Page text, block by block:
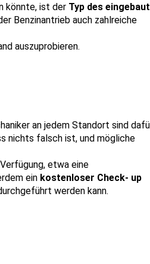
könnte, ist der Typ des
Benzinantrieb auch zahlreiche
auszuprobieren.
an jedem Standort sind
nichts falsch ist, und mögliche
etwa eine
ein kostenloser Check- up
werden kann.